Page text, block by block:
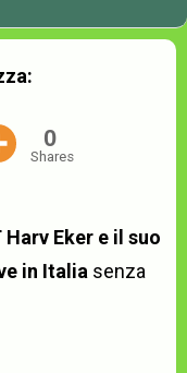
0
Shares
Harv Eker e il suo
in Italia senza